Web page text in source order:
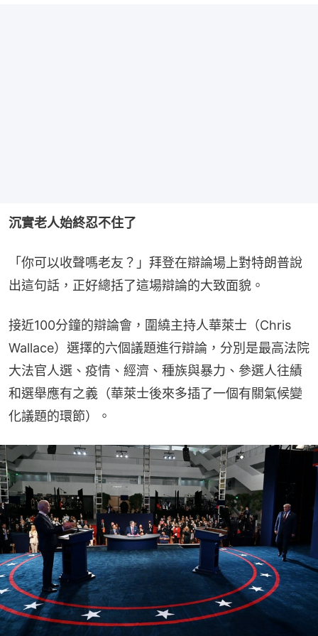
沉實老人始終忍不住了
「你可以收聲嗎老友？」拜登在辯論場上對特朗普說
出這句話，正好總括了這場辯論的大致面貌。
接近100分鐘的辯論會，圍繞主持人華萊士（Chris
Wallace）選擇的六個議題進行辯論，分別是最高法院
大法官人選、疫情、經濟、種族與暴力、參選人往績
和選舉應有之義（華萊士後來多插了一個有關氣候變
化議題的環節）。